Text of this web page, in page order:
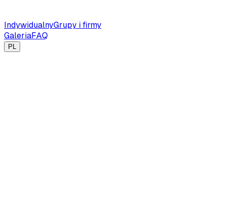
IndywidualnyGrupy i firmy
GaleriaFAQ
PL